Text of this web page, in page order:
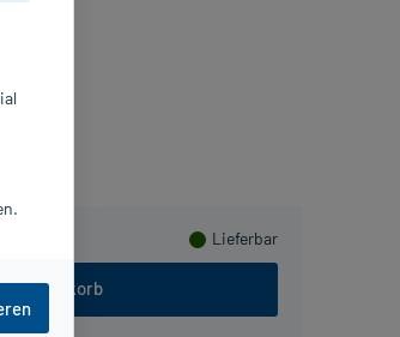
Lieferbar
Warenkorb